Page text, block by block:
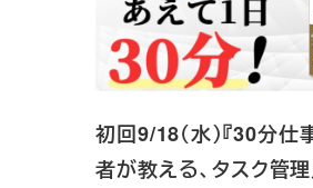
初回9/18（水）『30分仕
者が教える、タスク管